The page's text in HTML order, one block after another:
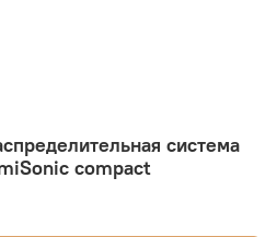
система
compact